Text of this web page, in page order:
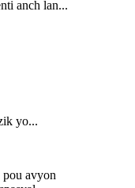
anch lan...
yo...